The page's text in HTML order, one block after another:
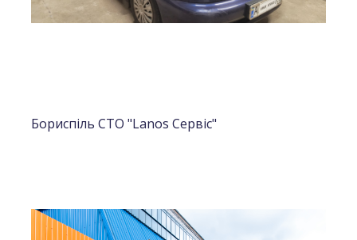
Бориспіль СТО "Lanos Сервіс"